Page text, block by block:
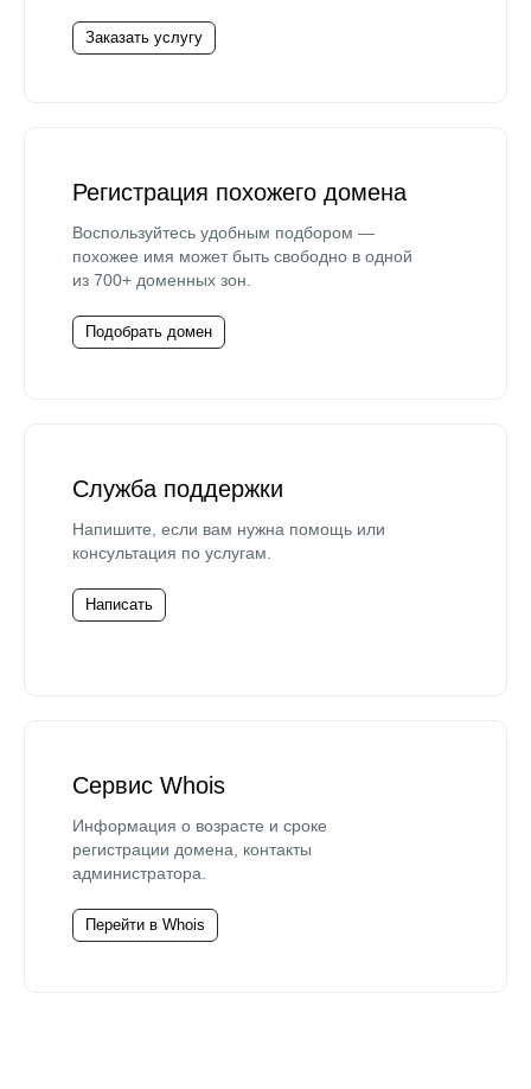
Заказать услугу
Регистрация похожего домена
Воспользуйтесь удобным подбором —
похожее имя может быть свободно в одной
из 700+ доменных зон.
Подобрать домен
Служба поддержки
Напишите, если вам нужна помощь или
консультация по услугам.
Написать
Сервис Whois
Информация о возрасте и сроке
регистрации домена, контакты
администратора.
Перейти в Whois